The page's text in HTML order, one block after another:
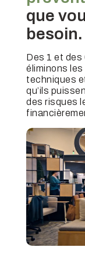
que
besoin.
Des 1 et des
éliminons
techniques
qu’ils
des risques